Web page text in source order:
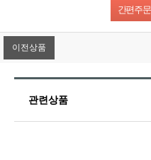
이전상품
관련상품